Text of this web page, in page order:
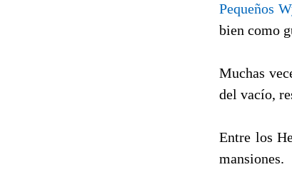
Pequeños
bien como
Muchas
del vacío,
Entre los
mansiones.